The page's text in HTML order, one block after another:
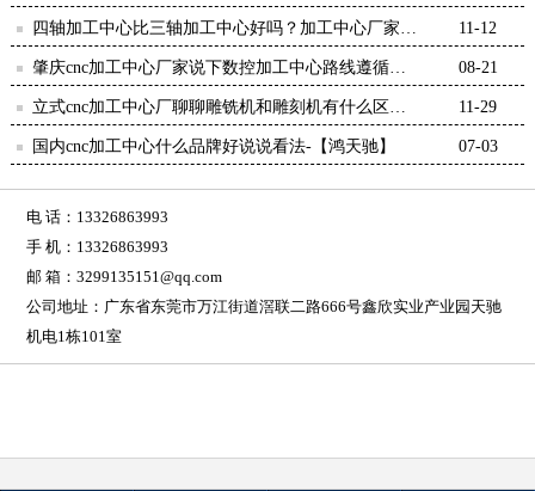
【鸿天驰】
四轴加工中心比三轴加工中心好吗？加工中心厂家告
诉你差别-【鸿天驰】
11-12
肇庆cnc加工中心厂家说下数控加工中心路线遵循的
原则-【鸿天驰】
08-21
立式cnc加工中心厂聊聊雕铣机和雕刻机有什么区别-
【鸿天驰】
11-29
国内cnc加工中心什么品牌好说说看法-【鸿天驰】 07-03
电 话：13326863993
手 机：13326863993
邮 箱：3299135151@qq.com
公司地址：广东省东莞市万江街道滘联二路666号鑫欣实业产业园天驰
机电1栋101室